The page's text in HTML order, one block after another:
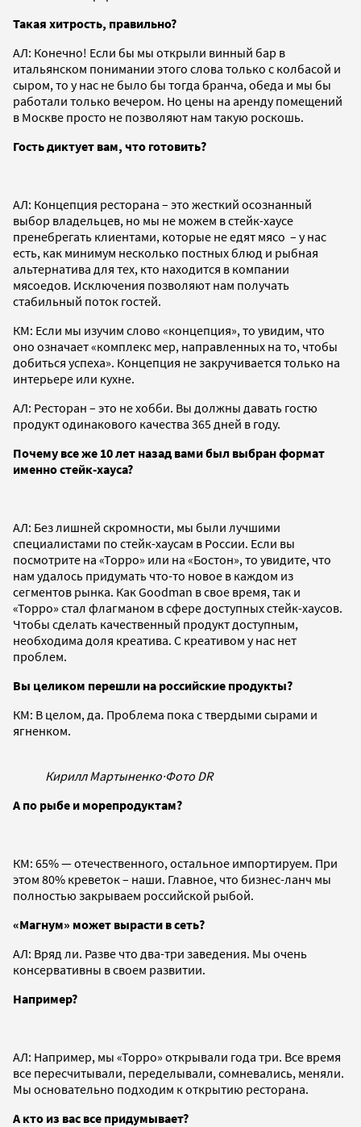
Такая хитрость, правильно?
АЛ: Конечно! Если бы мы открыли винный бар в
итальянском понимании этого слова только с колбасой и
сыром, то у нас не было бы тогда бранча, обеда и мы бы
работали только вечером. Но цены на аренду помещений
в Москве просто не позволяют нам такую роскошь.
Гость диктует вам, что готовить?
АЛ: Концепция ресторана – это жесткий осознанный
выбор владельцев, но мы не можем в стейк-хаусе
пренебрегать клиентами, которые не едят мясо – у нас
есть, как минимум несколько постных блюд и рыбная
альтернатива для тех, кто находится в компании
мясоедов. Исключения позволяют нам получать
стабильный поток гостей.
КМ: Если мы изучим слово «концепция», то увидим, что
оно означает «комплекс мер, направленных на то, чтобы
добиться успеха». Концепция не закручивается только на
интерьере или кухне.
АЛ: Ресторан – это не хобби. Вы должны давать гостю
продукт одинакового качества 365 дней в году.
Почему все же 10 лет назад вами был выбран формат
именно стейк-хауса?
АЛ: Без лишней скромности, мы были лучшими
специалистами по стейк-хаусам в России. Если вы
посмотрите на «Торро» или на «Бостон», то увидите, что
нам удалось придумать что-то новое в каждом из
сегментов рынка. Как Goodman в свое время, так и
«Торро» стал флагманом в сфере доступных стейк-хаусов.
Чтобы сделать качественный продукт доступным,
необходима доля креатива. С креативом у нас нет
проблем.
Вы целиком перешли на российские продукты?
КМ: В целом, да. Проблема пока с твердыми сырами и
ягненком.
Кирилл Мартыненко·Фото DR
А по рыбе и морепродуктам?
КМ: 65% — отечественного, остальное импортируем. При
этом 80% креветок – наши. Главное, что бизнес-ланч мы
полностью закрываем российской рыбой.
«Магнум» может вырасти в сеть?
АЛ: Вряд ли. Разве что два-три заведения. Мы очень
консервативны в своем развитии.
Например?
АЛ: Например, мы «Торро» открывали года три. Все время
все пересчитывали, переделывали, сомневались, меняли.
Мы основательно подходим к открытию ресторана.
А кто из вас все придумывает?